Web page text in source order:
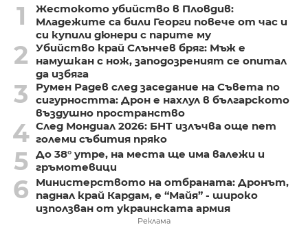
1
Жестокото убийство в Пловдив:
Младежите са били Георги повече от час и
си купили дюнери с парите му
2
Убийство край Слънчев бряг: Мъж е
намушкан с нож, заподозреният се опитал
да избяга
3
Румен Радев след заседание на Съвета по
сигурността: Дрон е нахлул в българското
въздушно пространство
4 След Мондиал 2026: БНТ излъчва още пет
големи събития пряко
5 До 38° утре, на места ще има валежи и
гръмотевици
6
Министерството на отбраната: Дронът,
паднал край Кардам, е “Майя” - широко
използван от украинската армия
Реклама